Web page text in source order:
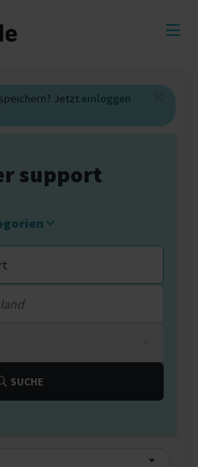
Jetzt einloggen
support
SUCHE